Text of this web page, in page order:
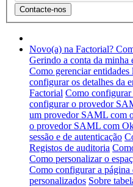
Novo(a) na Factorial?
Gerindo a conta da minha
Como gerenciar entidades
configurar os detalhes da
Factorial Como
configurar o provedor
um provedor SAML com
o provedor SAML com
sessão e de autenticação
Registos de auditoria
Como personalizar o
Como configurar a página
personalizados Sobre